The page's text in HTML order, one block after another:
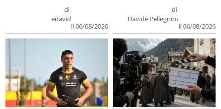
di
edavid
il 06/08/2026
di
Davide Pellegrino
il 06/08/2026